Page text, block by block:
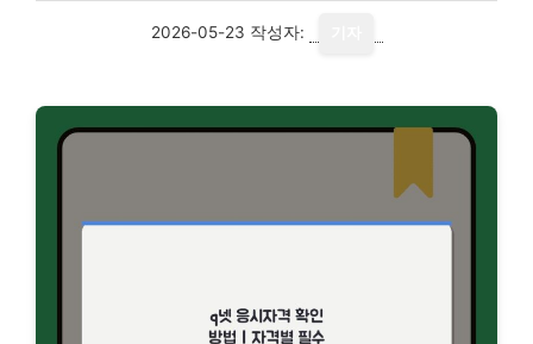
2026-05-23 작성자: